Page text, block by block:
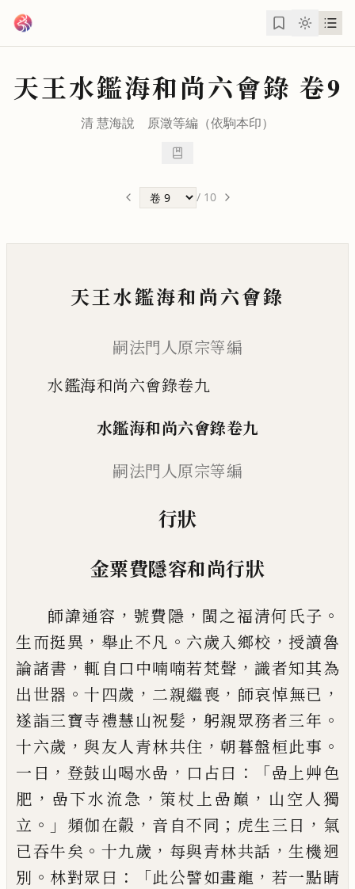
天王水鑑海和尚六會錄 卷9
清慧海說 原澂等編（依駒本印）
/ 10
天王水鑑海和尚六會錄
嗣法門人原宗等編
水鑑海和尚六會錄卷九
水鑑海和尚六會錄卷九
嗣法門人原宗等編
行狀
金粟費隱容和尚行狀
師諱通容 ， 號費隱 ， 閩之福清何氏子 。
生而挺異 ， 舉止不凡 。 六歲入鄉校 ， 授讀魯
論諸書 ，輒自口中喃喃若梵聲 ，識者知其為
出世器 。十四歲 ， 二親繼喪 ， 師哀悼無已 ，
遂詣三寶寺禮慧山祝髮 ， 躬親眾務者三年 。
十六歲 ，與友人青林共住 ，朝暮盤桓此事 。
一日 ， 登鼓山喝水嵒 ， 口占曰 ：「嵒上艸色
肥 ， 嵒下水流急 ，策杖上嵒巔 ， 山空人獨
立 。」 頻伽在㲉 ， 音自不同 ； 虎生三日 ， 氣
已吞牛矣 。 十九歲 ， 每與青林共話 ，生機迥
別 。 林對眾曰 ： 「此公譬如畫龍 ， 若一點睛